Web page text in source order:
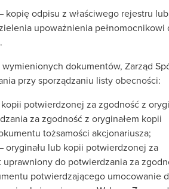
kopię odpisu z właściwego rejestru lub
upoważnienia pełnomocnikowi
dokumentów, Zarząd
przy sporządzaniu listy obecności:
potwierdzonej za zgodność z
za zgodność z oryginałem kopii
tożsamości akcjonariusza;
oryginału lub kopii potwierdzonej za
do potwierdzania za
potwierdzającego umocowanie